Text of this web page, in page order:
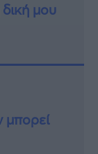
μου
μπορεί